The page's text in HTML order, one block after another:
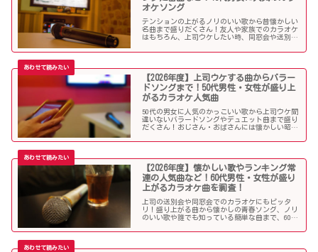
オケソング
テンションの上がるノリのいい歌から昔懐かしい
名曲まで盛りだくさん！友人や家族でのカラオケ
はもちろん、上司ウケしたい時、同窓会や送別会
ッとくるようなカラオケソングを探している方も
【2026年度】上司ウケする曲からバラー
ドソングまで！50代男性・女性が盛り上
がるカラオケ人気曲
50代の男女に人気のかっこいい歌から上司ウケ間
違いないバラードソングやデュエット曲まで盛り
だくさん！おじさん・おばさんには懐かしい昭和
懐メロも多数。みんなが知っている曲は音痴でも
はず！
【2026年度】懐かしい歌やランキング常
連の人気曲など！60代男性・女性が盛り
上がるカラオケ曲を調査！
上司の送別会や同窓会でのカラオケにもピッタ
リ！盛り上がる曲から懐かしの青春ソング、ノリ
のいい歌や誰でも知っている簡単な曲まで、60代
でご紹介します！